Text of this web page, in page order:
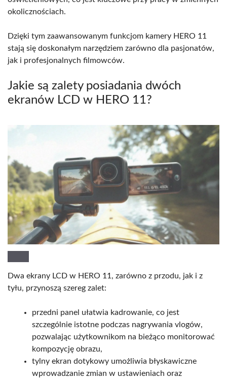
okolicznościach.
Dzięki tym zaawansowanym funkcjom kamery HERO 11
stają się doskonałym narzędziem zarówno dla pasjonatów,
jak i profesjonalnych filmowców.
Jakie są zalety posiadania dwóch
ekranów LCD w HERO 11?
Dwa ekrany LCD w HERO 11, zarówno z przodu, jak i z
tyłu, przynoszą szereg zalet:
przedni panel ułatwia kadrowanie, co jest
szczególnie istotne podczas nagrywania vlogów,
pozwalając użytkownikom na bieżąco monitorować
kompozycję obrazu,
tylny ekran dotykowy umożliwia błyskawiczne
wprowadzanie zmian w ustawieniach oraz